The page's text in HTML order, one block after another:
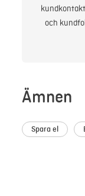
och
Ämnen
Spara el